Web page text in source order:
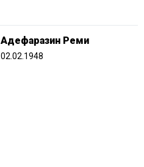
Адефаразин Реми
02.02.1948